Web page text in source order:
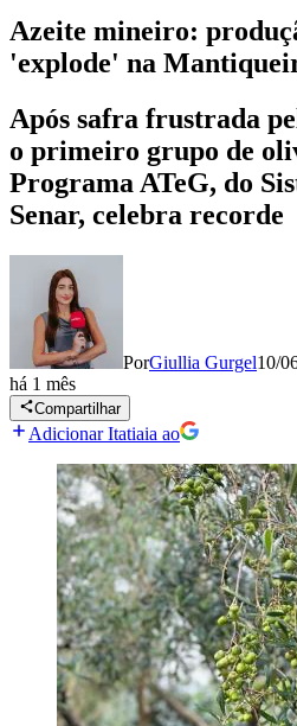
Azeite mineiro:
'explode' na
Após safra frustrada
o primeiro grupo de
Programa ATeG, do
Senar, celebra recorde
PorGiullia Gurgel10/
há 1 mês
Compartilhar
Adicionar Itatiaia ao